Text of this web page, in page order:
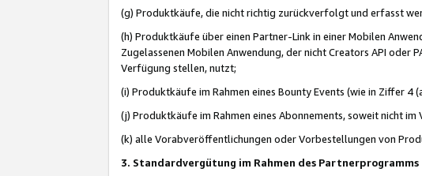
(g) Produktkäufe, die nicht richtig zurückverfolgt und erfasst
(h) Produktkäufe über einen Partner-Link in einer Mobilen
Zugelassenen Mobilen Anwendung, der nicht Creators API oder
Verfügung stellen, nutzt;
(i) Produktkäufe im Rahmen eines Bounty Events (wie in Ziffer
(j) Produktkäufe im Rahmen eines Abonnements, soweit nicht
(k) alle Vorabveröffentlichungen oder Vorbestellungen von
3. Standardvergütung im Rahmen des Partnerprogramms